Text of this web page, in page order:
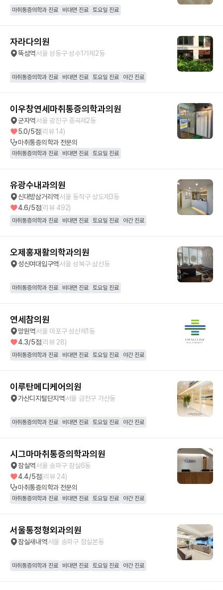
마취통증의학과 진료 비대면 진료 토요일 진료
자라다의원
뚝섬역서울 성동구 성수1가제2동
마취통증의학과 진료 비대면 진료 토요일 진료 야간 진료
이우창연세마취통증의학과의원
군자역서울 광진구 중곡제2동
5.0/5점(리뷰14)
마취통증의학과전문의
마취통증의학과 진료 비대면 진료 토요일 진료
유광수내과의원
신대방삼거리역서울 동작구 상도제3동
4.6/5점(리뷰 492)
마취통증의학과 진료 비대면 진료 토요일 진료 야간 진료
오제홍재활의학과의원
성신여대입구역서울 성북구 삼선동
마취통증의학과 진료 비대면 진료 토요일 진료
연세참의원
망원역서울 마포구 성산제1동
4.3/5점(리뷰 28)
마취통증의학과 진료 비대면 진료 토요일 진료 야간 진료
이루탄메디케어의원
가산디지털단지역서울 금천구 가산동
마취통증의학과 진료 비대면 진료 토요일 진료 야간 진료
시그마마취통증의학과의원
잠실역서울 송파구 잠실6동
4.4/5점(리뷰 24)
마취통증의학과전문의
마취통증의학과 진료 비대면 진료 토요일 진료 야간 진료
서울통정형외과의원
잠실새내역서울 송파구 잠실본동
마취통증의학과 진료 비대면 진료 토요일 진료 야간 진료